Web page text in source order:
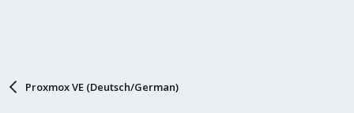
Proxmox VE (Deutsch/German)